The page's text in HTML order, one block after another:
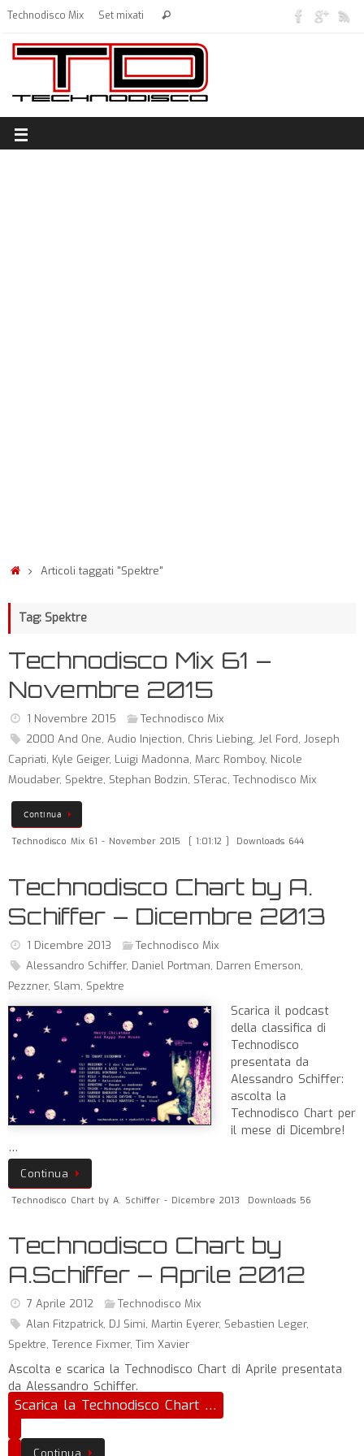
Technodisco Mix Set mixati
Articoli taggati "Spektre"
Tag: Spektre
Technodisco Mix 61 –
Novembre 2015
1 Novembre 2015
Technodisco Mix
2000 And One, Audio Injection, Chris Liebing, Jel Ford, Joseph
Capriati, Kyle Geiger, Luigi Madonna, Marc Romboy, Nicole
Moudaber, Spektre, Stephan Bodzin, STerac, Technodisco Mix
Continua
Technodisco Mix 61 - November 2015 [ 1:01:12 ] Downloads 644
Technodisco Chart by A.
Schiffer – Dicembre 2013
1 Dicembre 2013
Technodisco Mix
Alessandro Schiffer, Daniel Portman, Darren Emerson,
Pezzner, Slam, Spektre
Scarica il podcast
della classifica di
Technodisco
presentata da
Alessandro Schiffer:
ascolta la
Technodisco Chart per
il mese di Dicembre!
…
Continua
Technodisco Chart by A. Schiffer - Dicembre 2013 Downloads 56
Technodisco Chart by
A.Schiffer – Aprile 2012
7 Aprile 2012
Technodisco Mix
Alan Fitzpatrick, DJ Simi, Martin Eyerer, Sebastien Leger,
Spektre, Terence Fixmer, Tim Xavier
Ascolta e scarica la Technodisco Chart di Aprile presentata
da Alessandro Schiffer.
Scarica la Technodisco Chart …